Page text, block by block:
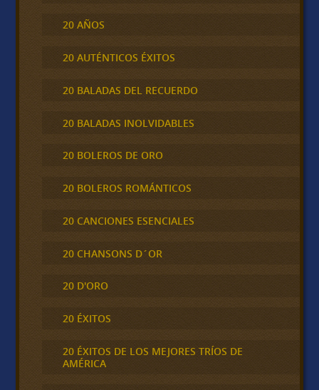
20 AÑOS
20 AUTÉNTICOS ÉXITOS
20 BALADAS DEL RECUERDO
20 BALADAS INOLVIDABLES
20 BOLEROS DE ORO
20 BOLEROS ROMÁNTICOS
20 CANCIONES ESENCIALES
20 CHANSONS D´OR
20 D'ORO
20 ÉXITOS
20 ÉXITOS DE LOS MEJORES TRÍOS DE
AMÉRICA